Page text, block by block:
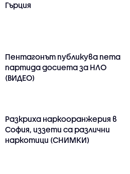
Гърция
Пентагонът публикува пета
партида досиета за НЛО
(ВИДЕО)
Разкриха наркооранжерия в
София, иззети са различни
наркотици (СНИМКИ)